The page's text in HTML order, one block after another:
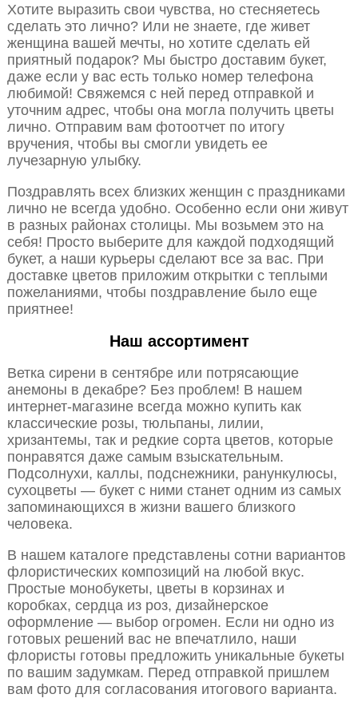
Хотите выразить свои чувства, но стесняетесь
сделать это лично? Или не знаете, где живет
женщина вашей мечты, но хотите сделать ей
приятный подарок? Мы быстро доставим букет,
даже если у вас есть только номер телефона
любимой! Свяжемся с ней перед отправкой и
уточним адрес, чтобы она могла получить цветы
лично. Отправим вам фотоотчет по итогу
вручения, чтобы вы смогли увидеть ее
лучезарную улыбку.
Поздравлять всех близких женщин с праздниками
лично не всегда удобно. Особенно если они живут
в разных районах столицы. Мы возьмем это на
себя! Просто выберите для каждой подходящий
букет, а наши курьеры сделают все за вас. При
доставке цветов приложим открытки с теплыми
пожеланиями, чтобы поздравление было еще
приятнее!
Наш ассортимент
Ветка сирени в сентябре или потрясающие
анемоны в декабре? Без проблем! В нашем
интернет-магазине всегда можно купить как
классические розы, тюльпаны, лилии,
хризантемы, так и редкие сорта цветов, которые
понравятся даже самым взыскательным.
Подсолнухи, каллы, подснежники, ранункулюсы,
сухоцветы — букет с ними станет одним из самых
запоминающихся в жизни вашего близкого
человека.
В нашем каталоге представлены сотни вариантов
флористических композиций на любой вкус.
Простые монобукеты, цветы в корзинах и
коробках, сердца из роз, дизайнерское
оформление — выбор огромен. Если ни одно из
готовых решений вас не впечатлило, наши
флористы готовы предложить уникальные букеты
по вашим задумкам. Перед отправкой пришлем
вам фото для согласования итогового варианта.